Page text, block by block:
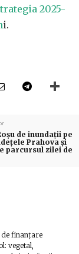
2025-
i.
de inundaţii pe
Prahova şi
parcursul zilei de
de finanțare
vegetal,